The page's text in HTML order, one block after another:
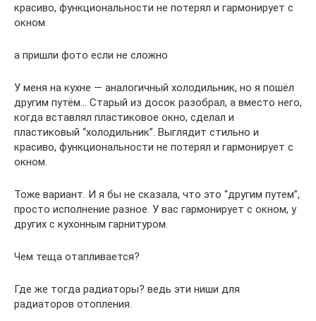
красиво, функциональности не потерял и гармонирует с
окном.
а пришли фото если не сложно
У меня на кухне — аналогичный холодильник, но я пошёл
другим путём… Старый из досок разобрал, а вместо него,
когда вставлял пластиковое окно, сделал и
пластиковый “холодильник”. Выглядит стильно и
красиво, функциональности не потерял и гармонирует с
окном.
Тоже вариант. И я бы не сказала, что это “другим путем”,
просто исполнение разное. У вас гармонирует с окном, у
других с кухонным гарнитуром.
Чем теща отапливается?
Где же тогда радиаторы? ведь эти ниши для
радиаторов отопления.